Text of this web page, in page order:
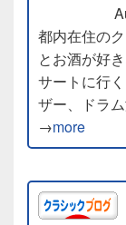
都内在住の
とお酒が好
サートに行
ザー、ドラ
→more